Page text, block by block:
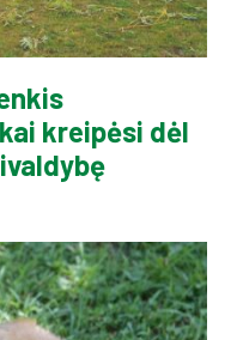
kreipėsi dėl